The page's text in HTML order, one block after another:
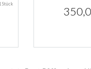
Stück